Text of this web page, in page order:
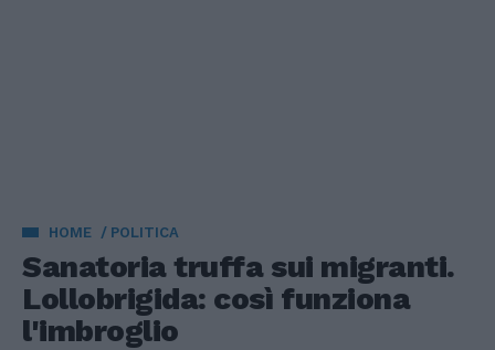
HOME POLITICA
Sanatoria truffa sui migranti.
Lollobrigida: così funziona
l'imbroglio